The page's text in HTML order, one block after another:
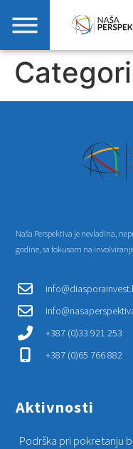
Naša Perspektiva je nevladina,
godine, sa fokusom na
+387 (0)33 921 253
+387 (0)65 766 882
Aktivnosti
Podrška pri pokretanju